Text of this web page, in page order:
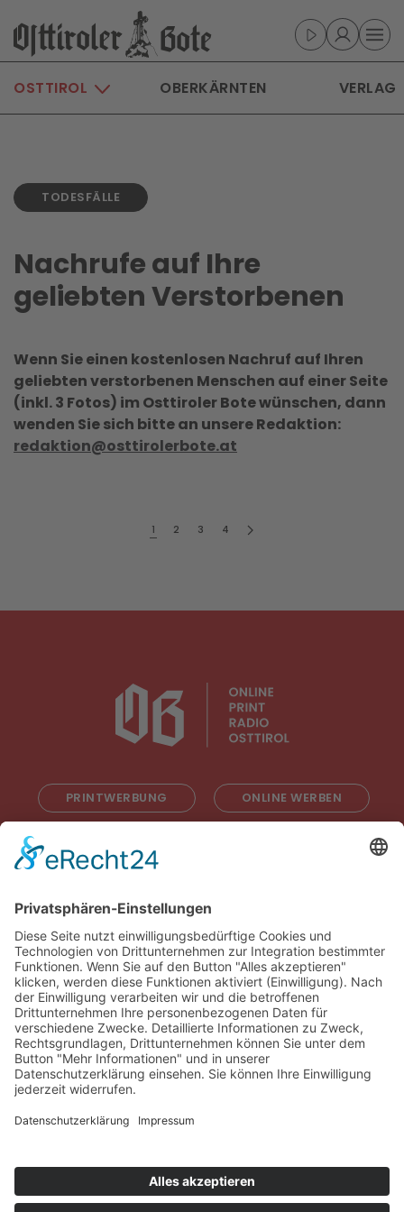
Skip to main content
OSTTIROL OBERKÄRNTEN VERLAG
TODESFÄLLE
Nachrufe auf Ihre
geliebten Verstorbenen
Wenn Sie einen kostenlosen Nachruf auf Ihren
geliebten verstorbenen Menschen auf einer Seite
(inkl. 3 Fotos) im Osttiroler Bote wünschen, dann
wenden Sie sich bitte an unsere Redaktion:
redaktion@osttirolerbote.at
1 2 3 4
PRINTWERBUNG ONLINE WERBEN
Impressum
AGB
Cookie-Einstellungen